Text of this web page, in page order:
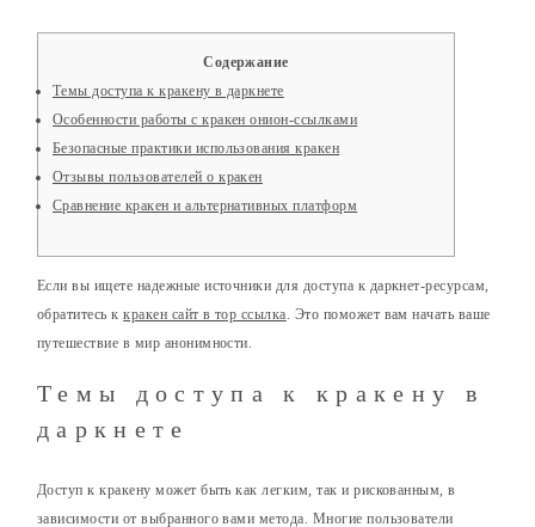
Содержание
Темы доступа к кракену в даркнете
Особенности работы с кракен онион-ссылками
Безопасные практики использования кракен
Отзывы пользователей о кракен
Сравнение кракен и альтернативных платформ
Если вы ищете надежные источники для доступа к даркнет-ресурсам,
обратитесь ккракен сайт в тор ссылка. Это поможет вам начать ваше
путешествие в мир анонимности.
Темы доступа к кракену в
даркнете
Доступ к кракену может быть как легким, так и рискованным, в
зависимости от выбранного вами метода. Многие пользователи